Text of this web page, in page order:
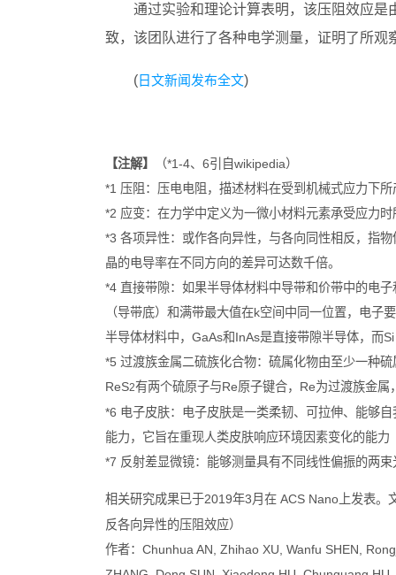
通过实验和理论计算表明，该压阻效应
致，该团队进行了各种电学测量，证明了所观
(日文新闻发布全文)
【注解】
（*1-4、6引自wikipedia）
*1 压阻：压电电阻，描述材料在受到机械式应力下
*2 应变：在力学中定义为一微小材料元素承受应力
*3 各项异性：或作各向异性，与各向同性相反，指
晶的电导率在不同方向的差异可达数千倍。
*4 直接带隙：如果半导体材料中导带和价带中的电
（导带底）和满带最大值在k空间中同一位置，电
半导体材料中，GaAs和InAs是直接带隙半导体，而
*5 过渡族金属二硫族化合物：硫属化物由至少一种
ReS2有两个硫原子与Re原子键合，Re为过渡族金
*6 电子皮肤：电子皮肤是一类柔韧、可拉伸、能够
能力，它旨在重现人类皮肤响应环境因素变化的能力
*7 反射差显微镜：能够测量具有不同线性偏振的两
相关研究成果已于2019年3月在 ACS Nano上发表
反各向异性的压阻效应）
作者：Chunhua AN, Zhihao XU, Wanfu SHEN,